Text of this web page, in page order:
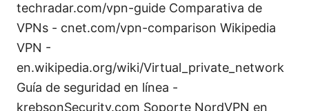
techradar.com/vpn-guide Comparativa de
VPNs - cnet.com/vpn-comparison Wikipedia
VPN -
en.wikipedia.org/wiki/Virtual_private_network
Guía de seguridad en línea -
krebsonSecurity.com Soporte NordVPN en